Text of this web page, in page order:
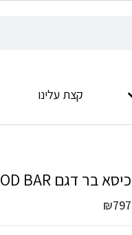
קצת עלינו
כיסא בר דגם DOTTY WOOD BAR
₪797